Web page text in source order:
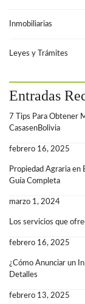
Inmobiliarias
Leyes y Trámites
Entradas
7 Tips Para Obtener
CasasenBolivia
febrero 16, 2025
Propiedad Agraria en
Guía Completa
marzo 1, 2024
Los servicios que
febrero 16, 2025
¿Cómo Anunciar un
Detalles
febrero 13, 2025